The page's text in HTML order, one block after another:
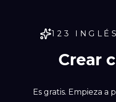
123
Crear
Es gratis. Empieza a